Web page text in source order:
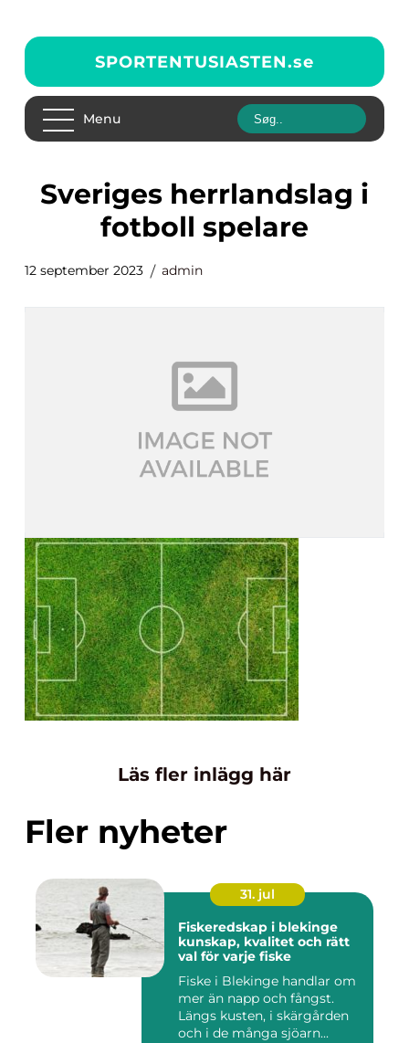
SPORTENTUSIASTEN.se
Menu
sveriges herrlandslag i
fotboll spelare
12 september 2023 admin
Läs fler inlägg här
Fler nyheter
31. jul
Fiskeredskap i blekinge
kunskap, kvalitet och rätt
val för varje fiske
Fiske i Blekinge handlar om
mer än napp och fångst.
Längs kusten, i skärgården
och i de många sjöarn...